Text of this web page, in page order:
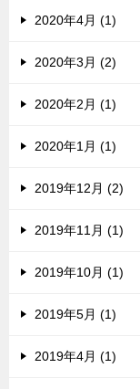
2020年4月 (1)
2020年3月 (2)
2020年2月 (1)
2020年1月 (1)
2019年12月 (2)
2019年11月 (1)
2019年10月 (1)
2019年5月 (1)
2019年4月 (1)